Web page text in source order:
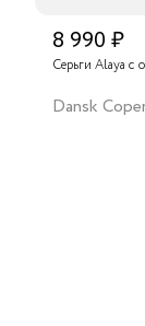
8 990 ₽
Серьги Alaya с
Dansk